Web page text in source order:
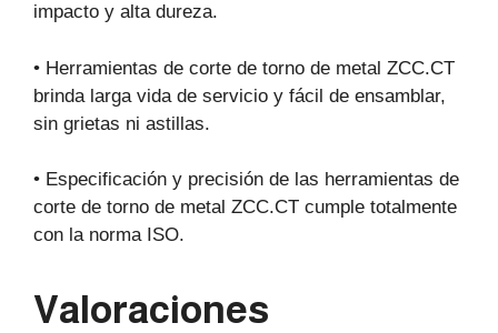
impacto y alta dureza.
• Herramientas de corte de torno de metal ZCC.CT
brinda larga vida de servicio y fácil de ensamblar,
sin grietas ni astillas.
• Especificación y precisión de las herramientas de
corte de torno de metal ZCC.CT cumple totalmente
con la norma ISO.
Valoraciones